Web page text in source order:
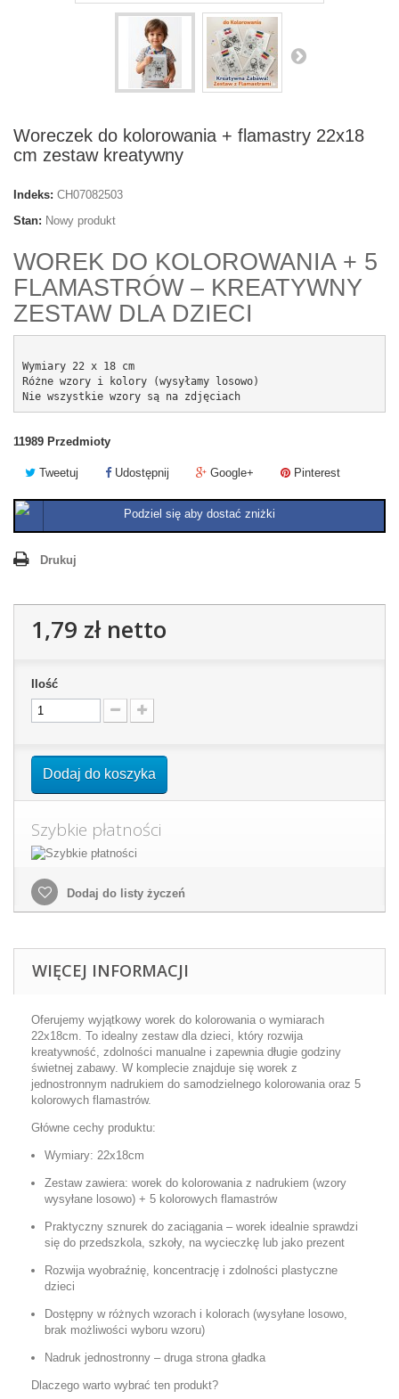
Woreczek do kolorowania + flamastry 22x18
cm zestaw kreatywny
Indeks: CH07082503
Stan: Nowy produkt
WOREK DO KOLOROWANIA + 5
FLAMASTRÓW – KREATYWNY
ZESTAW DLA DZIECI
Wymiary 22 x 18 cm
Różne wzory i kolory (wysyłamy losowo)
Nie wszystkie wzory są na zdjęciach
11989 Przedmioty
Tweetuj Udostępnij Google+ Pinterest
Podziel się aby dostać zniżki
Drukuj
1,79 złnetto
Ilość
Dodaj do koszyka
Szybkie płatności
Dodaj do listy życzeń
WIĘCEJ INFORMACJI
Oferujemy wyjątkowy worek do kolorowania o wymiarach
22x18cm. To idealny zestaw dla dzieci, który rozwija
kreatywność, zdolności manualne i zapewnia długie godziny
świetnej zabawy. W komplecie znajduje się worek z
jednostronnym nadrukiem do samodzielnego kolorowania oraz 5
kolorowych flamastrów.
Główne cechy produktu:
Wymiary: 22x18cm
Zestaw zawiera: worek do kolorowania z nadrukiem (wzory
wysyłane losowo) + 5 kolorowych flamastrów
Praktyczny sznurek do zaciągania – worek idealnie sprawdzi
się do przedszkola, szkoły, na wycieczkę lub jako prezent
Rozwija wyobraźnię, koncentrację i zdolności plastyczne
dzieci
Dostępny w różnych wzorach i kolorach (wysyłane losowo,
brak możliwości wyboru wzoru)
Nadruk jednostronny – druga strona gładka
Dlaczego warto wybrać ten produkt?